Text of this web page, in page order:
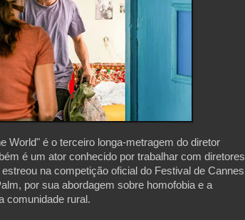
World" é o terceiro longa-metragem do diretor
é um ator conhecido por trabalhar com diretores
na competição oficial do Festival de Cannes
por sua abordagem sobre homofobia e a
comunidade rural.